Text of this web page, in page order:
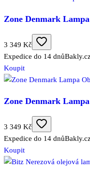
Zone Denmark
3 349 Kč
Expedice do 14 dnů
Koupit
Zone Denmark
3 349 Kč
Expedice do 14 dnů
Koupit